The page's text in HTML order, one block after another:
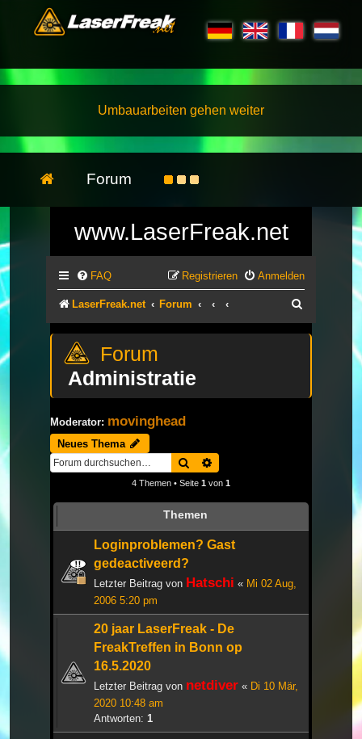
Umbauarbeiten gehen weiter
Forum
www.LaserFreak.net
FAQ Anmelden
Registrieren
LaserFreak.net Forum
Administratie
Moderator: movinghead
Neues Thema
Suche
4 Themen • Seite 1 von 1
Themen
Loginproblemen? Gast
gedeactiveerd?
Letzter Beitrag von Hatschi « Mi 02 Aug,
2006 5:20 pm
20 jaar LaserFreak - De
FreakTreffen in Bonn op
16.5.2020
Letzter Beitrag von netdiver « Di 10 Mär,
2020 10:48 am
Antworten: 1